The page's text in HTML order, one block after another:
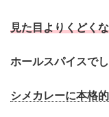
見た目よりくどく
ホールスパイスで
シメカレーに本格